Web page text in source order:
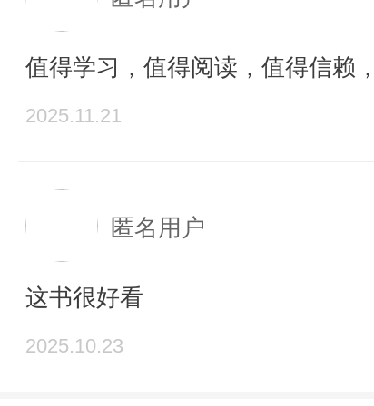
值得学习，值得阅读，值得信赖
2025.11.21
匿名用户
这书很好看
2025.10.23